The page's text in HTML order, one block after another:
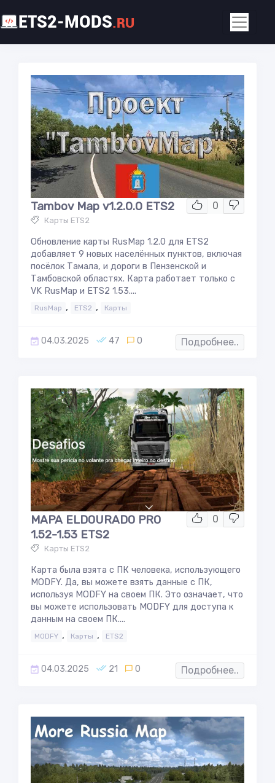
ETS2-MODS.RU
0
Tambov Map v1.2.0.0 ETS2
Карты ETS2
Обновление карты RusMap 1.2.0 для ETS2
добавляет 9 новых населённых пунктов, включая
посёлок Тамала, и дороги в Пензенской и
Тамбовской областях. Карта работает только с
VK RusMap и ETS2 1.53....
RusMap , ETS2 , Карты
04.03.2025 47 0 Подробнее..
0
MAPA ELDOURADO PRO
1.52-1.53 ETS2
Карты ETS2
Карта была взята с ПК человека, использующего
MODFY. Да, вы можете взять данные с ПК,
используя MODFY на своем ПК. Это означает, что
вы можете использовать MODFY для доступа к
данным на своем ПК....
MODFY , Карты , ETS2
04.03.2025 21 0 Подробнее..